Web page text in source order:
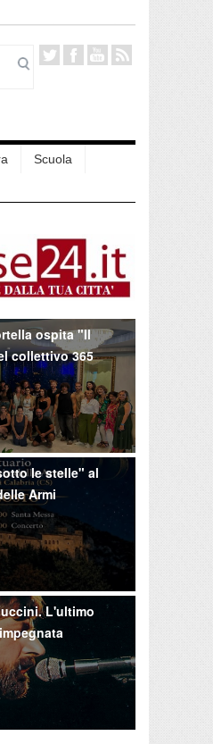
Scuola
ospita "Il
collettivo 365
le stelle" al
Armi
L'ultimo